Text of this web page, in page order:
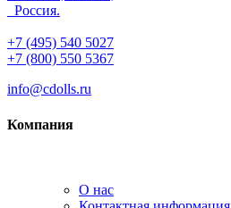
Россия.
+7 (495) 540 5027
+7 (800) 550 5367
info@cdolls.ru
Компания
О нас